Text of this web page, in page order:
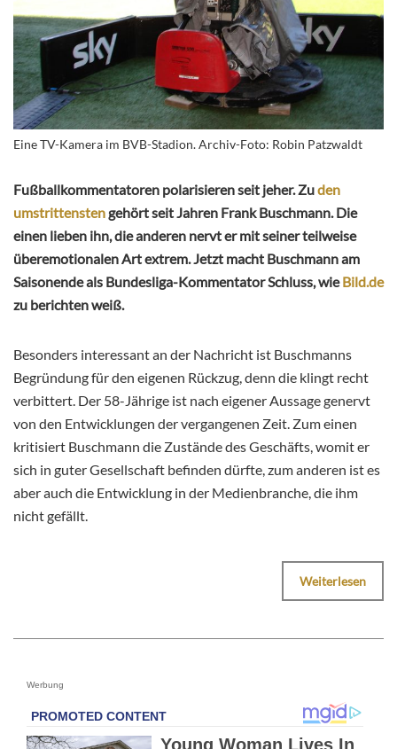
Eine TV-Kamera im BVB-Stadion. Archiv-Foto: Robin Patzwaldt
Fußballkommentatoren polarisieren seit jeher. Zuden
umstrittenstengehört seit Jahren Frank Buschmann. Die
einen lieben ihn, die anderen nervt er mit seiner teilweise
überemotionalen Art extrem. Jetzt macht Buschmann am
Saisonende als Bundesliga-Kommentator Schluss, wieBild.de
zu berichten weiß.
Besonders interessant an der Nachricht ist Buschmanns
Begründung für den eigenen Rückzug, denn die klingt recht
verbittert. Der 58-Jährige ist nach eigener Aussage genervt
von den Entwicklungen der vergangenen Zeit. Zum einen
kritisiert Buschmann die Zustände des Geschäfts, womit er
sich in guter Gesellschaft befinden dürfte, zum anderen ist es
aber auch die Entwicklung in der Medienbranche, die ihm
nicht gefällt.
Weiterlesen
Werbung